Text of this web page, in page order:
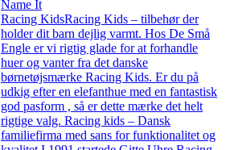
Name It
Racing KidsRacing Kids – tilbehør der
holder dit barn dejlig varmt. Hos De Små
Engle er vi rigtig glade for at forhandle
huer og vanter fra det danske
børnetøjsmærke Racing Kids. Er du på
udkig efter en elefanthue med en fantastisk
god pasform , så er dette mærke det helt
rigtige valg. Racing kids – Dansk
familiefirma med sans for funktionalitet og